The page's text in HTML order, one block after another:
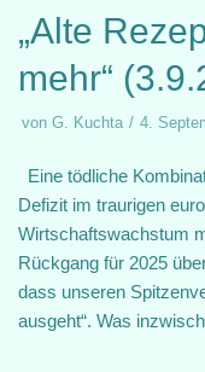
„Alte
mehr“
von G. Kuchta 4.
Eine tödliche
Defizit im traurigen
Wirtschaftswachstum
Rückgang für 2025
dass unseren
ausgeht“. Was